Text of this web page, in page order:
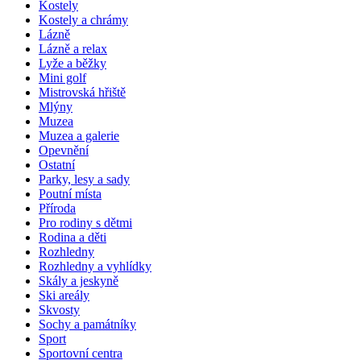
Kostely
Kostely a chrámy
Lázně
Lázně a relax
Lyže a běžky
Mini golf
Mistrovská hřiště
Mlýny
Muzea
Muzea a galerie
Opevnění
Ostatní
Parky, lesy a sady
Poutní místa
Příroda
Pro rodiny s dětmi
Rodina a děti
Rozhledny
Rozhledny a vyhlídky
Skály a jeskyně
Ski areály
Skvosty
Sochy a památníky
Sport
Sportovní centra